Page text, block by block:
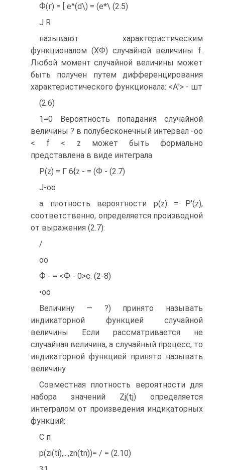
Ф(г) = [ e^(d\) = (е*\ (2.5)
J R
называют характеристическим
функционалом (ХФ) случайной величины f.
Любой момент случайной величины может
быть получен путем дифференцирования
характеристического функционала: <А"> - шт
(2.6)
1=0 Вероятность попадания случайной
величины ? в полубесконечный интервал -оо
< f < z может быть формально
представлена в виде интеграла
P(z) = Г 6{z - = (Ф - (2.7)
J-оо
а плотность вероятности p(z) = P'(z),
соответственно, определяется производной
от выражения (2.7):
/
оо
Ф - = <Ф - 0>с. (2-8)
•оо
Величину — ?) принято называть
индикаторной функцией случайной
величины Если рассматривается не
случайная величина, а случайный процесс, то
индикаторной функцией принято называть
величину
Совместная плотность вероятности для
набора значений Zj(tj) определяется
интегралом от произведения индикаторных
функций:
С п
p(zi(ti),...,zn(tn))= / = (2.10)